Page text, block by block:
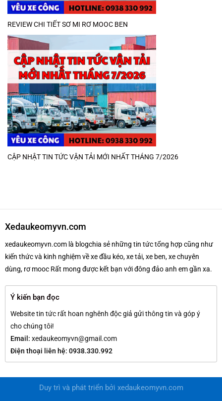
REVIEW CHI TIẾT SƠ MI RƠ MOOC BEN
CẬP NHẬT TIN TỨC VẬN TẢI MỚI NHẤT THÁNG 7/2026
Xedaukeomyvn.com
xedaukeomyvn.com là blogchia sẻ những tin tức tổng hợp cũng như
kiến thức và kinh nghiệm về xe đầu kéo, xe tải, xe ben, xe chuyên
dùng, rơ mooc Rất mong được kết bạn với đông đảo anh em gần xa.
Ý kiến bạn đọc
Website tin tức rất hoan nghênh độc giả gửi thông tin và góp ý
cho chúng tôi!
Email: xedaukeomyvn@gmail.com
Điện thoại liên hệ: 0938.330.992
Duy trì và phát triển bởi xedaukeomyvn.com